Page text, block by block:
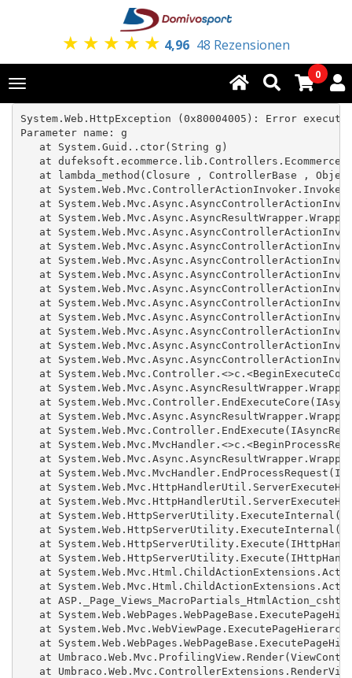
★ ★ ★ ★ ★ 4,96 48 Rezensionen
Toggle
navigation
0
System.Web.HttpException (0x80004005): Error
Parameter name: g
   at System.Guid..ctor(String g)
at
at lambda_method(Closure , ControllerBase ,
at
at
at
at
at
at
at
at
at
at
at
at
at
at
at
at
at
at
at
at
at
at
at
at
at
at
at
at
at
at
at
at
at
at
at